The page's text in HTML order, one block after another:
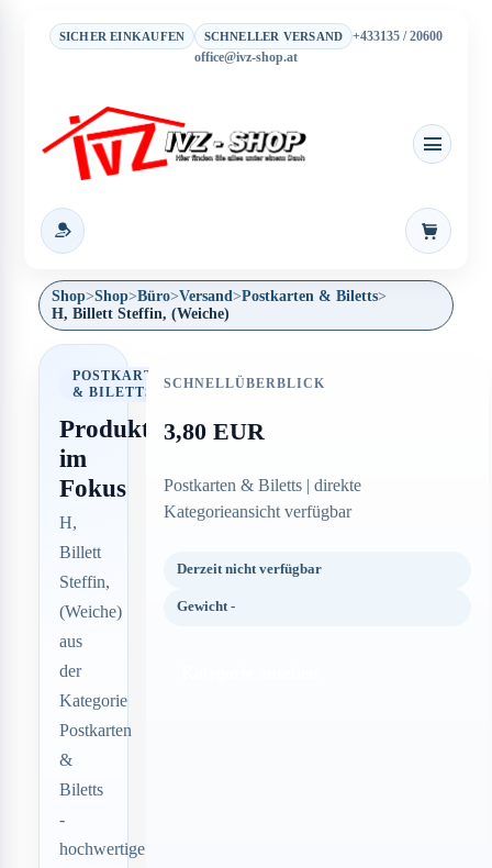
SICHER EINKAUFEN SCHNELLER VERSAND
+433135 / 20600
office@ivz-shop.at
Shop>Shop>Büro>Versand>Postkarten & Biletts>
H, Billett Steffin, (Weiche)
POSTKARTEN
& BILETTS
Produkt
im
Fokus
H,
Billett
Steffin,
(Weiche)
aus
der
Kategorie
Postkarten
&
Biletts
-
hochwertige
SCHNELLÜBERBLICK
3,80 EUR
Postkarten & Biletts | direkte
Kategorieansicht verfügbar
Derzeit nicht verfügbar
Gewicht -